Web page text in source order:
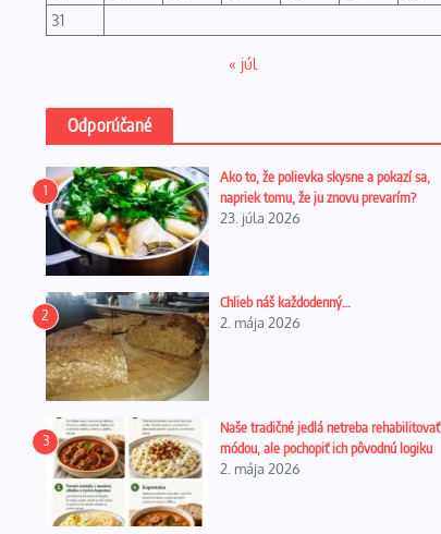
31
« júl
Odporúčané
1
Ako to, že polievka skysne a pokazí sa,
napriek tomu, že ju znovu prevarím?
23. júla 2026
2
Chlieb náš každodenný…
2. mája 2026
3
Naše tradičné jedlá netreba rehabilitovať
módou, ale pochopiť ich pôvodnú logiku
2. mája 2026